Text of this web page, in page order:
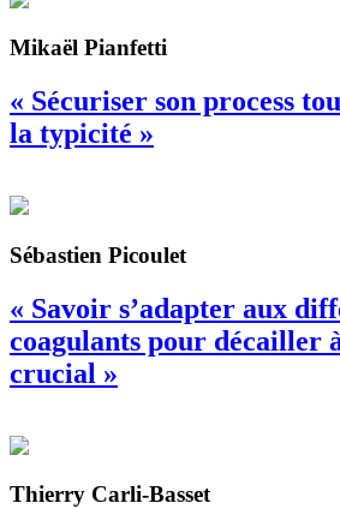
Mikaël Pianfetti
« Sécuriser son process
la typicité »
Sébastien Picoulet
« Savoir s’adapter aux
coagulants pour décailler
crucial »
Thierry Carli-Basset